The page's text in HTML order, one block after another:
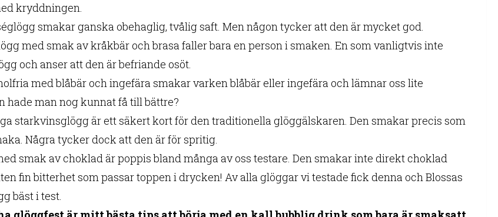
kryddningen.
smakar ganska obehaglig, tvålig saft. Men någon tycker att den är mycket god.
med smak av kråkbär och brasa faller bara en person i smaken. En som vanligtvis inte
och anser att den är befriande osöt.
med blåbär och ingefära smakar varken blåbär eller ingefära och lämnar oss lite
hade man nog kunnat få till bättre?
starkvinsglögg är ett säkert kort för den traditionella glöggälskaren. Den smakar precis som
Några tycker dock att den är för spritig.
smak av choklad är poppis bland många av oss testare. Den smakar inte direkt choklad
fin bitterhet som passar toppen i drycken! Av alla glöggar vi testade fick denna och Blossas
bäst i test.